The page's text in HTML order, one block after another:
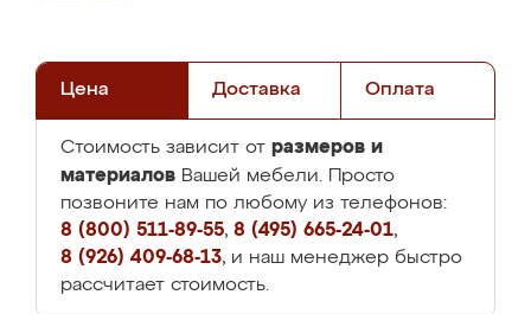
Цена Доставка Оплата
Стоимость зависит от размеров и
материалов Вашей мебели. Просто
позвоните нам по любому из телефонов:
8 (800) 511-89-55, 8 (495) 665-24-01,
8 (926) 409-68-13, и наш менеджер быстро
рассчитает стоимость.